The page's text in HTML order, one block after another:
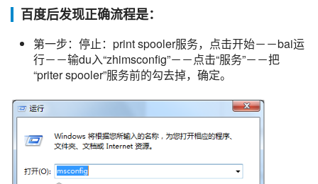
百度后发现正确流程是：
第一步：停止：print spooler服务，点击开始－－bai运
行－－输du入“zhimsconfig”－－点击“服务”－－把
“priter spooler”服务前的勾去掉，确定。